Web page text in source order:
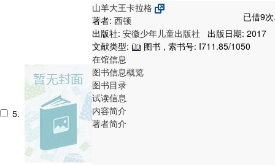
5.
山羊大王卡拉格
已借9
著者: 西顿
出版社: 安徽少年儿童出版社
出版日期: 2017
文献类型:
图书 , 索书号: I711.85/1050
在馆信息
图书信息概览
图书目录
试读信息
内容简介
著者简介